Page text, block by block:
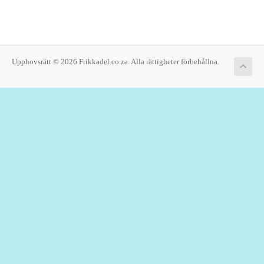
Upphovsrätt © 2026 Frikkadel.co.za. Alla rättigheter förbehållna.